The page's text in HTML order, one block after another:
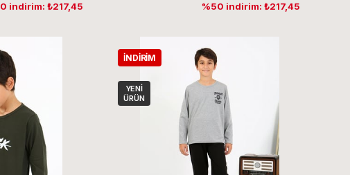
indirim: ₺217,45 %50 indirim: ₺217,45
İNDIRIM
YENI
ÜRÜN